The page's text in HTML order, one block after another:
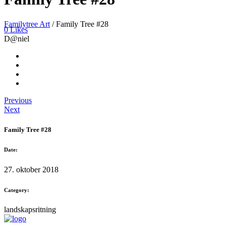
Familytree Art /Family Tree #28
0 Likes
D@niel
Previous
Next
Family Tree #28
Date:
27. oktober 2018
Category:
landskapsritning